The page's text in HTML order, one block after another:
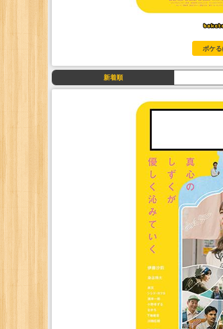
ボケる
新着順